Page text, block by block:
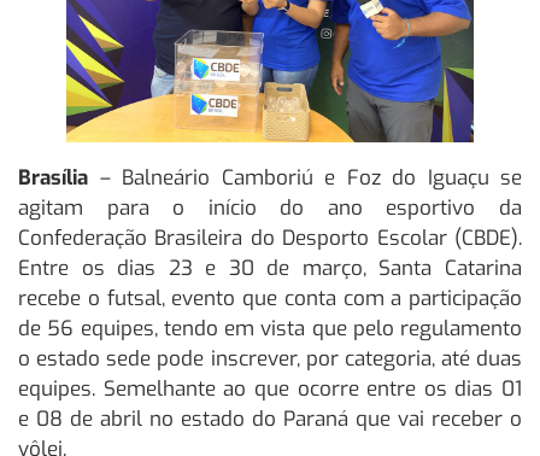
Brasília – Balneário Camboriú e Foz do Iguaçu se
agitam para o início do ano esportivo da
Confederação Brasileira do Desporto Escolar (CBDE).
Entre os dias 23 e 30 de março, Santa Catarina
recebe o futsal, evento que conta com a participação
de 56 equipes, tendo em vista que pelo regulamento
o estado sede pode inscrever, por categoria, até duas
equipes. Semelhante ao que ocorre entre os dias 01
e 08 de abril no estado do Paraná que vai receber o
vôlei.